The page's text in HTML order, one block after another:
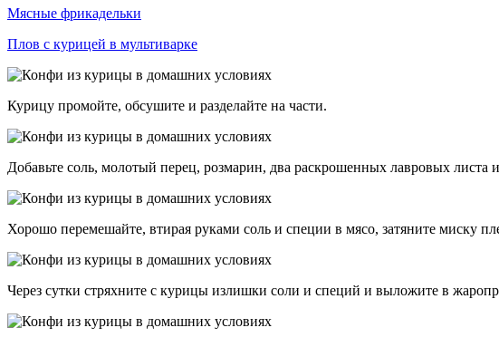
Мясные фрикадельки
Плов с курицей в мультиварке
Курицу промойте, обсушите и разделайте на части.
Добавьте соль, молотый перец, розмарин, два раскрошенных лавровых листа
Хорошо перемешайте, втирая руками соль и специи в мясо, затяните миску
Через сутки стряхните с курицы излишки соли и специй и выложите в